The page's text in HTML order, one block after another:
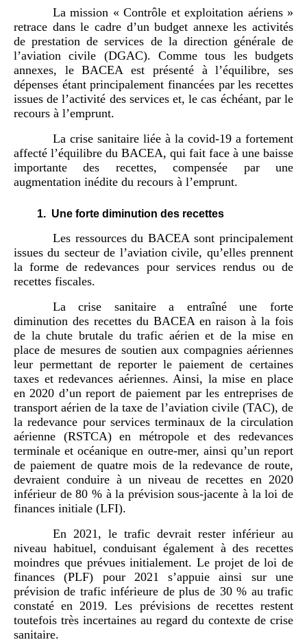
La mission « Contrôle et exploitation aériens »
retrace dans le cadre d’un budget annexe les activités
de prestation de services de la direction générale de
l’aviation civile (DGAC). Comme tous les budgets
annexes, le BACEA est présenté à l’équilibre, ses
dépenses étant principalement financées par les recettes
issues de l’activité des services et, le cas échéant, par le
recours à l’emprunt.
La crise sanitaire liée à la covid-19 a fortement
affecté l’équilibre du BACEA, qui fait face à une baisse
importante des recettes, compensée par une
augmentation inédite du recours à l’emprunt.
1. Une forte diminution des recettes
Les ressources du BACEA sont principalement
issues du secteur de l’aviation civile, qu’elles prennent
la forme de redevances pour services rendus ou de
recettes fiscales.
La crise sanitaire a entraîné une forte
diminution des recettes du BACEA en raison à la fois
de la chute brutale du trafic aérien et de la mise en
place de mesures de soutien aux compagnies aériennes
leur permettant de reporter le paiement de certaines
taxes et redevances aériennes. Ainsi, la mise en place
en 2020 d’un report de paiement par les entreprises de
transport aérien de la taxe de l’aviation civile (TAC), de
la redevance pour services terminaux de la circulation
aérienne (RSTCA) en métropole et des redevances
terminale et océanique en outre-mer, ainsi qu’un report
de paiement de quatre mois de la redevance de route,
devraient conduire à un niveau de recettes en 2020
inférieur de 80 % à la prévision sous-jacente à la loi de
finances initiale (LFI).
En 2021, le trafic devrait rester inférieur au
niveau habituel, conduisant également à des recettes
moindres que prévues initialement. Le projet de loi de
finances (PLF) pour 2021 s’appuie ainsi sur une
prévision de trafic inférieure de plus de 30 % au trafic
constaté en 2019. Les prévisions de recettes restent
toutefois très incertaines au regard du contexte de crise
sanitaire.